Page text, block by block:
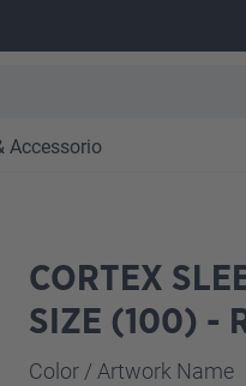
Accessorio
CORTEX
SIZE (100) -
Seleccione
Color / Artwork Name